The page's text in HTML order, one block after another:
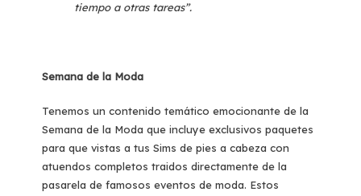
tiempo a otras tareas”.
Semana de la Moda
Tenemos un contenido temático emocionante de la
Semana de la Moda que incluye exclusivos paquetes
para que vistas a tus Sims de pies a cabeza con
atuendos completos traidos directamente de la
pasarela de famosos eventos de moda. Estos